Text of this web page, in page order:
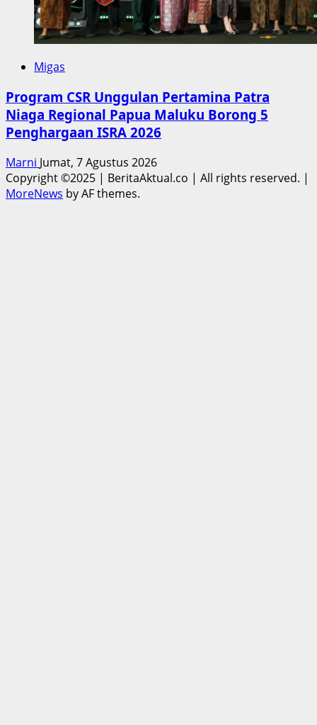
Migas
Program CSR Unggulan Pertamina Patra
Niaga Regional Papua Maluku Borong 5
Penghargaan ISRA 2026
Marni Jumat, 7 Agustus 2026
Copyright ©2025 | BeritaAktual.co | All rights reserved. |
MoreNews by AF themes.